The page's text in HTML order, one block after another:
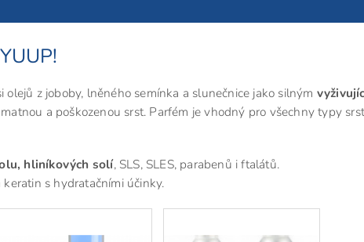
olejů z joboby, lněného semínka a slunečnice jako silným
a poškozenou srst. Parfém je vhodný pro všechny typy
hliníkových solí, SLS, SLES, parabenů i ftalátů.
s hydratačními účinky.